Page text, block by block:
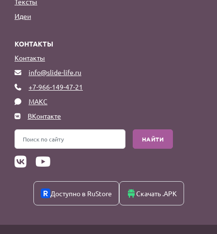
Идеи
КОНТАКТЫ
Контакты
info@slide-life.ru
+7-966-149-47-21
МАКС
ВКонтакте
НАЙТИ
Доступно в RuStore Скачать .APK